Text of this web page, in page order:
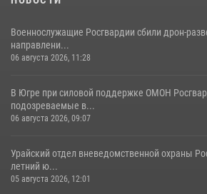
Военнослужащие Росгвардии сбили дрон-
направлени...
06 августа 2026, 11:28
В Югре при силовой поддержке ОМОН
подозреваемые в...
06 августа 2026, 09:07
Урайский отдел вневедомственной охраны
летний ю...
05 августа 2026, 12:01